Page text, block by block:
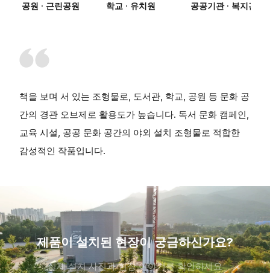
공원 · 근린공원 학교 · 유치원 공공기관 · 복지관
책을 보며 서 있는 조형물로, 도서관, 학교, 공원 등 문화 공
간의 경관 오브제로 활용도가 높습니다. 독서 문화 캠페인,
교육 시설, 공공 문화 공간의 야외 설치 조형물로 적합한
감성적인 작품입니다.
제품이 설치된 현장이 궁금하신가요?
실제 설치 사진과 현장 이야기를 확인하세요